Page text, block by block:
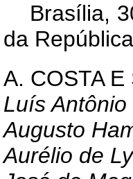
Brasília,
da
A. COSTA E
Luís
Augusto
Aurélio de